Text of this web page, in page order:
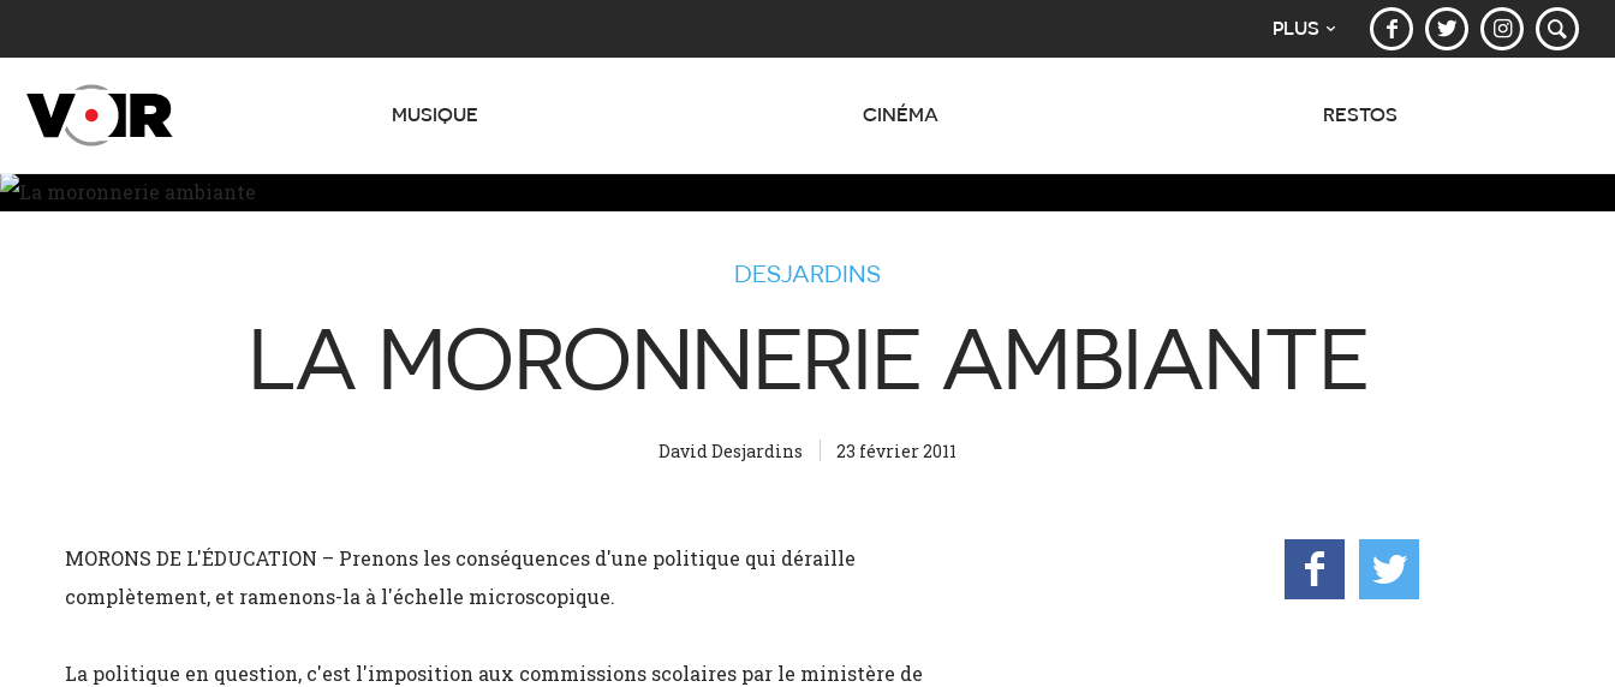
PLUS
MUSIQUE CINÉMA RESTOS
DESJARDINS
LA MORONNERIE AMBIANTE
David Desjardins 23 février 2011
MORONS DE L'ÉDUCATION – Prenons les conséquences d'une politique qui déraille
complètement, et ramenons-la à l'échelle microscopique.
La politique en question, c'est l'imposition aux commissions scolaires par le ministère de